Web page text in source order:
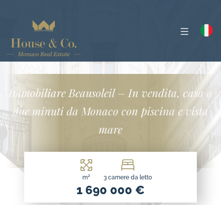
Immobiliare Beausoleil – In vendita, casa a
due minuti da Monaco con piscina e vista
mare
m² 3 camere da letto
1 690 000 €